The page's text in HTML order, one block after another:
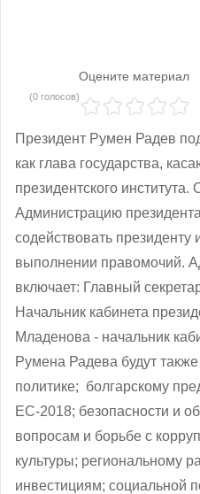
Оцените материал
(0 голосов)
Президент Румен Радев
как глава государства,
президентского
Администрацию
содействовать президенту
выполнении правомочий.
включает: Главный
Начальник кабинета
Младенова - начальник
Румена Радева будут
политике; болгарскому
ЕС-2018; безопасности и
вопросам и борьбе с
культуры; региональному
инвестициям; социальной